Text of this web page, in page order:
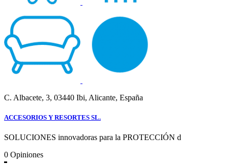
C. Albacete, 3, 03440 Ibi, Alicante, España
ACCESORIOS Y RESORTES SL.
SOLUCIONES innovadoras para la PROTECCIÓN d
0 Opiniones